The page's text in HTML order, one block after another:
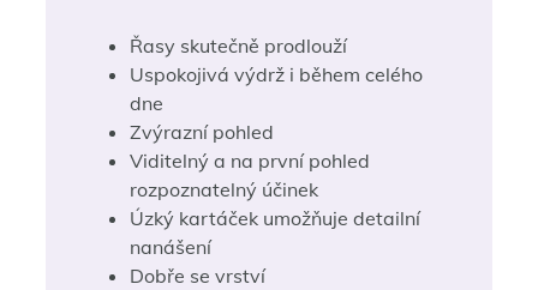
Řasy skutečně prodlouží
Uspokojivá výdrž i během celého
dne
Zvýrazní pohled
Viditelný a na první pohled
rozpoznatelný účinek
Úzký kartáček umožňuje detailní
nanášení
Dobře se vrství